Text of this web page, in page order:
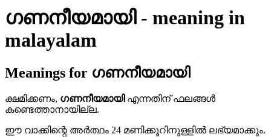
ഗണനീയമായി- meaning in
malayalam
Meanings for ഗണനീയമായി
ക്ഷമിക്കണം, ഗണനീയമായിഎന്നതിന് ഫലങ്ങൾ
കണ്ടെത്താനായില്ല.
ഈ വാക്കിന്റെ അർത്ഥം 24 മണിക്കൂറിനുള്ളിൽ ലഭ്യമാക്കും.